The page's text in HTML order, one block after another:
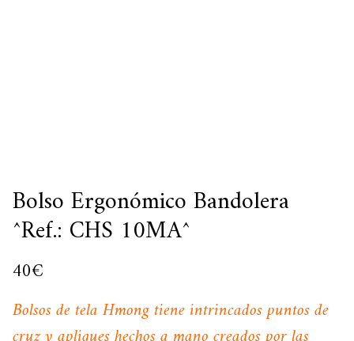
Bolso Ergonómico Bandolera
^Ref.: CHS 10MA^
40€
Bolsos de tela Hmong tiene intrincados puntos de